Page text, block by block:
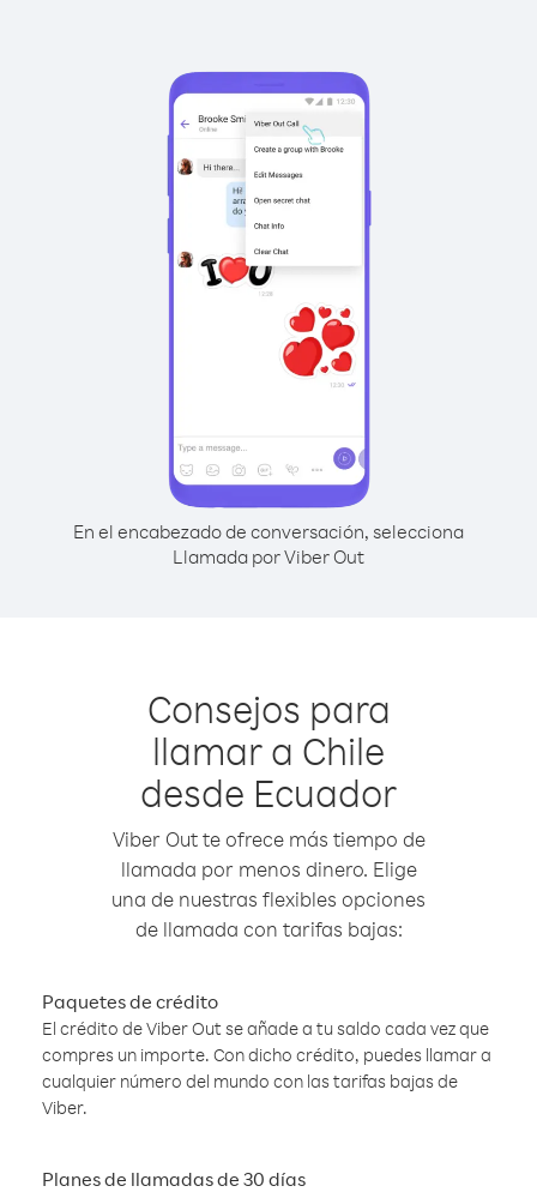
En el encabezado de conversación, selecciona
Llamada por Viber Out
Consejos para
llamar a Chile
desde Ecuador
Viber Out te ofrece más tiempo de
llamada por menos dinero. Elige
una de nuestras flexibles opciones
de llamada con tarifas bajas:
Paquetes de crédito
El crédito de Viber Out se añade a tu saldo cada vez que
compres un importe. Con dicho crédito, puedes llamar a
cualquier número del mundo con las tarifas bajas de
Viber.
Planes de llamadas de 30 días